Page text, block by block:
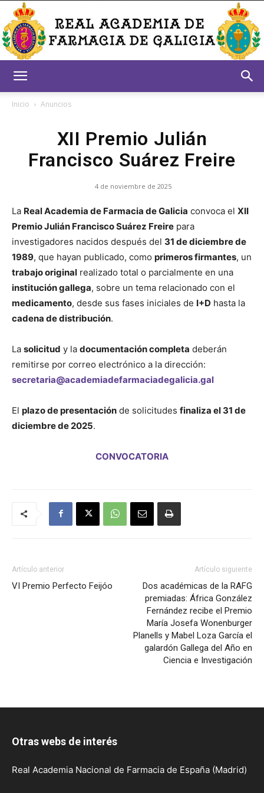
Academia
de
Farmacia
Galicia
Inicio Anuncios
XII Premio Julián
Francisco Suárez Freire
4 de noviembre de 2025
La Real Academia de Farmacia de Galicia convoca el XII
Premio Julián Francisco Suárez Freire para
investigadores nacidos después del 31 de diciembre de
1989, que hayan publicado, como primeros firmantes, un
trabajo original realizado total o parcialmente en una
institución gallega, sobre un tema relacionado con el
medicamento, desde sus fases iniciales de I+D hasta la
cadena de distribución.
La solicitud y la documentación completa deberán
remitirse por correo electrónico a la dirección:
secretaria@academiadefarmaciadegalicia.gal
El plazo de presentación de solicitudes finaliza el 31 de
diciembre de 2025.
CONVOCATORIA
Artículo anterior
VI Premio Perfecto Feijóo
Artículo siguiente
Dos académicas de la RAFG
premiadas: África González
Fernández recibe el Premio
María Josefa Wonenburger
Planells y Mabel Loza García el
galardón Gallega del Año en
Ciencia e Investigación
Otras webs de interés
Real Academia Nacional de Farmacia de España (Madrid)